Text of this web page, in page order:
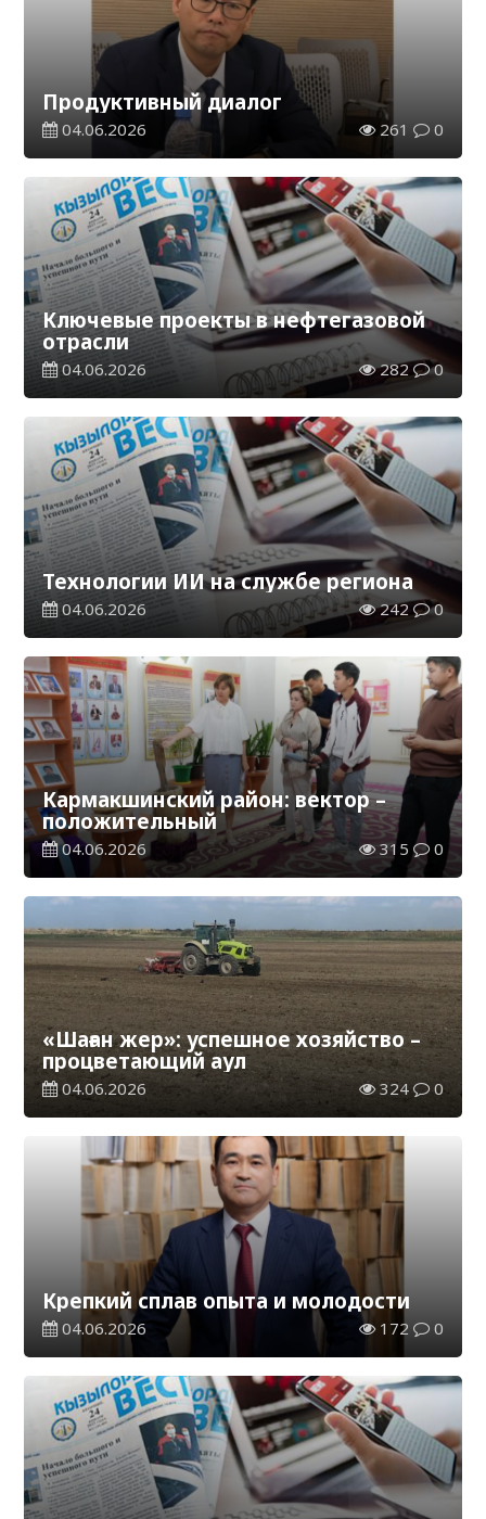
Продуктивный диалог
04.06.2026 261 0
Ключевые проекты в нефтегазовой
отрасли
04.06.2026 282 0
Технологии ИИ на службе региона
04.06.2026 242 0
Кармакшинский район: вектор –
положительный
04.06.2026 315 0
«Шаған жер»: успешное хозяйство –
процветающий аул
04.06.2026 324 0
Крепкий сплав опыта и молодости
04.06.2026 172 0